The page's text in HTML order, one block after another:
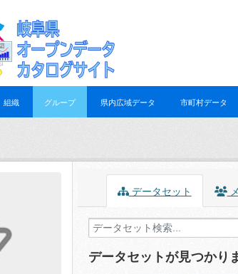
組織 グループ 県内広域データ 市町村データ
データセット
データセットが見つかり